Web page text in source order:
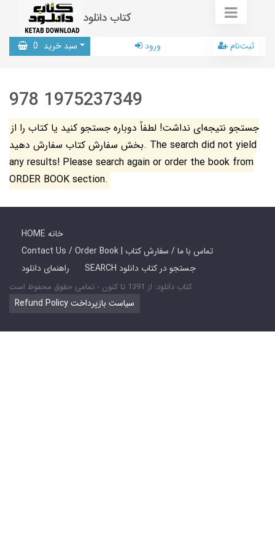
کتاب دانلود
سبد خرید 0 ورود ثبت‌نام
978 1975237349
جستجو نتیجه‌ای نداشت! لطفاً دوباره جستجو کنید یا کتاب را از
بخش سفارش کتاب سفارش دهید. The search did not yield
any results! Please search again or order the book from
ORDER BOOK section.
HOME خانه
Contact Us / Order Book | تماس با ما / سفارش کتاب
راهنمای دانلود
SEARCH جستجو در کتاب دانلود
کتاب دانلود: از 1391 تا کنون - تمامی حقوق محفوظ است
Refund Policy سیاست بازپرداخت